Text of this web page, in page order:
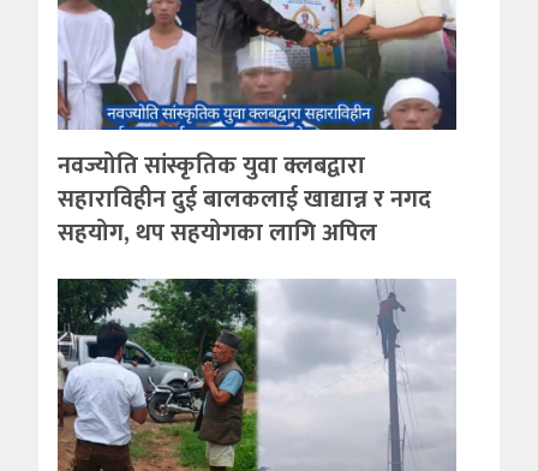
नवज्योति सांस्कृतिक युवा क्लबद्वारा
सहाराविहीन दुई बालकलाई खाद्यान्न र नगद
सहयोग, थप सहयोगका लागि अपिल